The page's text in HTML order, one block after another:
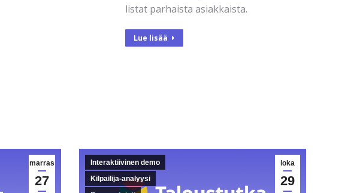
listat parhaista asiakkaista.
Lue lisää
marras
27
loka
29
Interaktiivinen demo
Kilpailija-analyysi